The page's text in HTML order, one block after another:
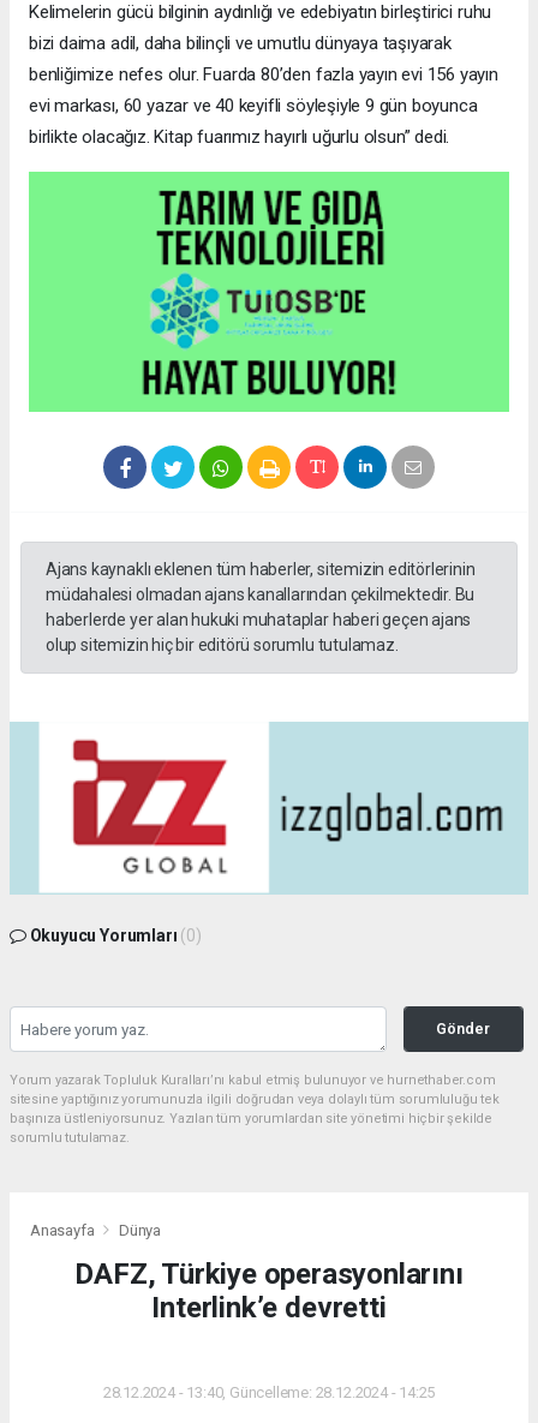
Kelimelerin gücü bilginin aydınlığı ve edebiyatın birleştirici ruhu
bizi daima adil, daha bilinçli ve umutlu dünyaya taşıyarak
benliğimize nefes olur. Fuarda 80’den fazla yayın evi 156 yayın
evi markası, 60 yazar ve 40 keyifli söyleşiyle 9 gün boyunca
birlikte olacağız. Kitap fuarımız hayırlı uğurlu olsun” dedi.
Ajans kaynaklı eklenen tüm haberler, sitemizin editörlerinin
müdahalesi olmadan ajans kanallarından çekilmektedir. Bu
haberlerde yer alan hukuki muhataplar haberi geçen ajans
olup sitemizin hiç bir editörü sorumlu tutulamaz.
Okuyucu Yorumları (0)
Gönder
Yorum yazarak Topluluk Kuralları’nı kabul etmiş bulunuyor ve hurnethaber.com
sitesine yaptığınız yorumunuzla ilgili doğrudan veya dolaylı tüm sorumluluğu tek
başınıza üstleniyorsunuz. Yazılan tüm yorumlardan site yönetimi hiçbir şekilde
sorumlu tutulamaz.
Anasayfa Dünya
DAFZ, Türkiye operasyonlarını
Interlink’e devretti
28.12.2024 - 13:40, Güncelleme: 28.12.2024 - 14:25